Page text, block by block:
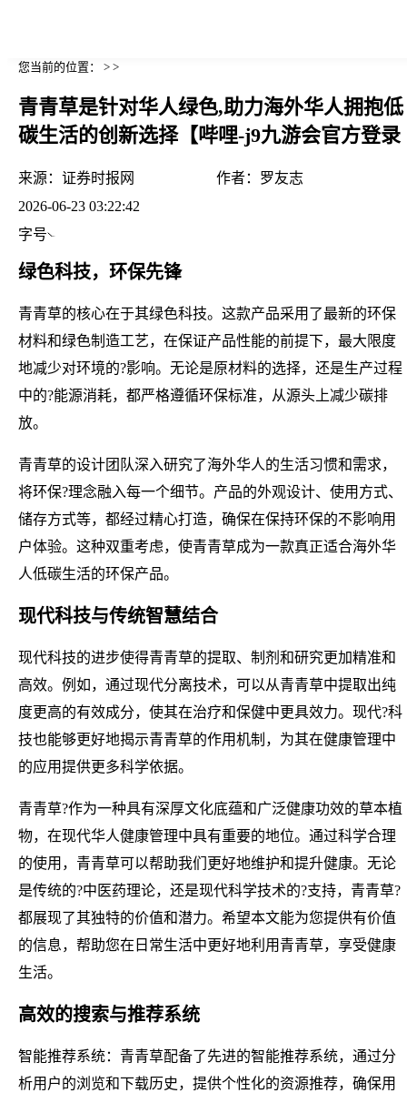
您当前的位置： > >
青青草是针对华人绿色,助力海外华人拥抱低
碳生活的创新选择【哔哩-j9九游会官方登录
来源： 证券时报网 作者： 罗友志
2026-06-23 03:22:42
字号
绿色科技，环保先锋
青青草的核心在于其绿色科技。这款产品采用了最新的环保
材料和绿色制造工艺，在保证产品性能的前提下，最大限度
地减少对环境的?影响。无论是原材料的选择，还是生产过程
中的?能源消耗，都严格遵循环保标准，从源头上减少碳排
放。
青青草的设计团队深入研究了海外华人的生活习惯和需求，
将环保?理念融入每一个细节。产品的外观设计、使用方式、
储存方式等，都经过精心打造，确保在保持环保的不影响用
户体验。这种双重考虑，使青青草成为一款真正适合海外华
人低碳生活的环保产品。
现代科技与传统智慧结合
现代科技的进步使得青青草的提取、制剂和研究更加精准和
高效。例如，通过现代分离技术，可以从青青草中提取出纯
度更高的有效成分，使其在治疗和保健中更具效力。现代?科
技也能够更好地揭示青青草的作用机制，为其在健康管理中
的应用提供更多科学依据。
青青草?作为一种具有深厚文化底蕴和广泛健康功效的草本植
物，在现代华人健康管理中具有重要的地位。通过科学合理
的使用，青青草可以帮助我们更好地维护和提升健康。无论
是传统的?中医药理论，还是现代科学技术的?支持，青青草?
都展现了其独特的价值和潜力。希望本文能为您提供有价值
的信息，帮助您在日常生活中更好地利用青青草，享受健康
生活。
高效的搜索与推荐系统
智能推荐系统：青青草配备了先进的智能推荐系统，通过分
析用户的浏览和下载历史，提供个性化的资源推荐，确保用